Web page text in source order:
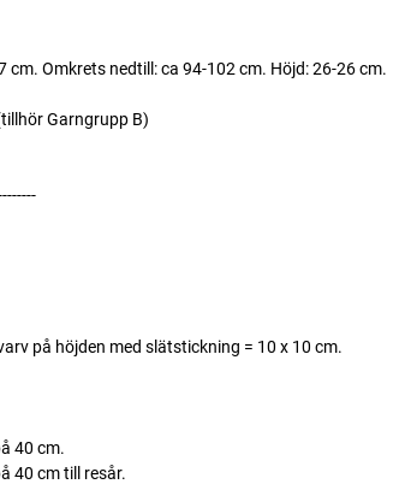
cm. Omkrets nedtill: ca 94-102 cm. Höjd: 26-26 cm.
Garngrupp B)
på höjden med slätstickning = 10 x 10 cm.
40 cm.
40 cm till resår.